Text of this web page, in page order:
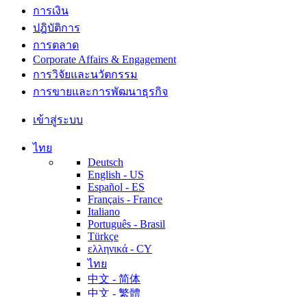
การเงิน
ปฎิบัติการ
การตลาด
Corporate Affairs & Engagement
การวิจัยและนวัตกรรม
การขายและการพัฒนาธุรกิจ
เข้าสู่ระบบ
ไทย
Deutsch
English - US
Español - ES
Français - France
Italiano
Português - Brasil
Türkçe
ελληνικά - CY
ไทย
中文 - 简体
中文 - 繁體